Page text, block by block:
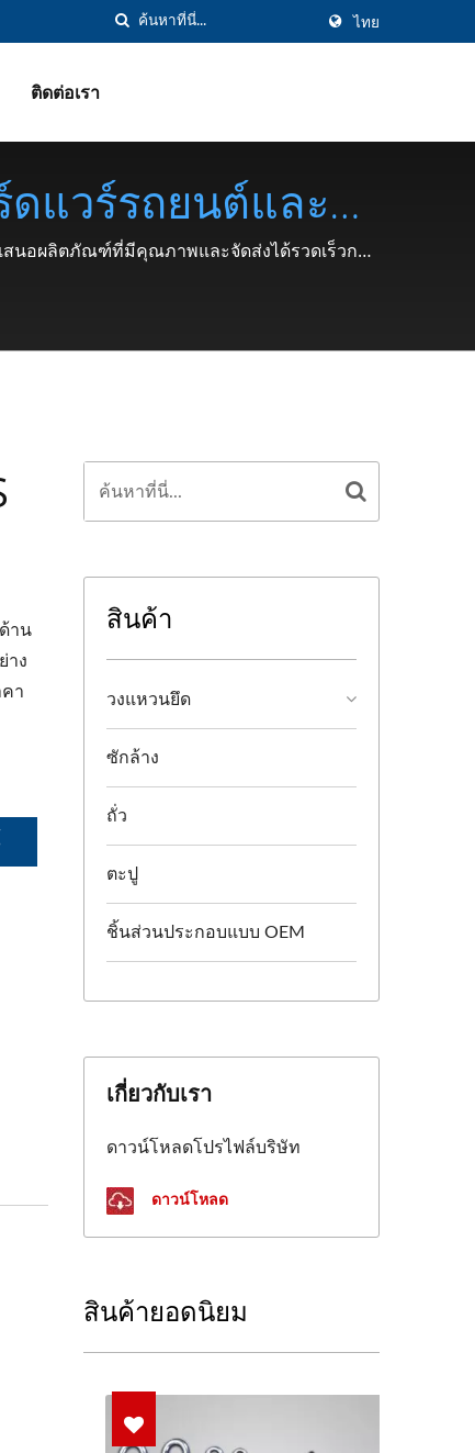
ไทย
ติดต่อเรา
แวร์รถยนต์และรถ
ตล็อค, คลิป, วงแห
สนอผลิตภัณฑ์ที่มีคุณภาพและจัดส่งได้รวดเร็วกว่า
าน
าง
า
สินค้า
วงแหวนยึด
ซักล้าง
ถั่ว
ตะปู
ชิ้นส่วนประกอบแบบ OEM
เกี่ยวกับเรา
ดาวน์โหลดโปรไฟล์บริษัท
ดาวน์โหลด
สินค้ายอดนิยม